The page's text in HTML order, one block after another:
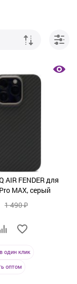
AIR FENDER для
MAX, серый
1 490 ₽
один клик
оптом